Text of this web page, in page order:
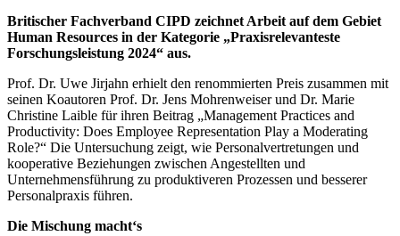
Britischer Fachverband CIPD zeichnet Arbeit auf dem Gebiet
Human Resources in der Kategorie „Praxisrelevanteste
Forschungsleistung 2024“ aus.
Prof. Dr. Uwe Jirjahn erhielt den renommierten Preis zusammen mit
seinen Koautoren Prof. Dr. Jens Mohrenweiser und Dr. Marie
Christine Laible für ihren Beitrag „Management Practices and
Productivity: Does Employee Representation Play a Moderating
Role?“ Die Untersuchung zeigt, wie Personalvertretungen und
kooperative Beziehungen zwischen Angestellten und
Unternehmensführung zu produktiveren Prozessen und besserer
Personalpraxis führen.
Die Mischung macht‘s